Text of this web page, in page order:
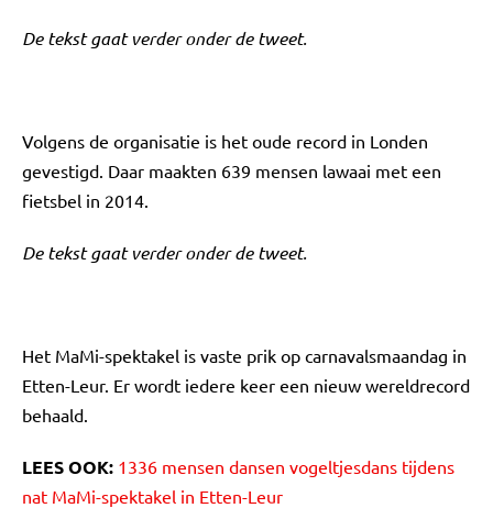
De tekst gaat verder onder de tweet.
Volgens de organisatie is het oude record in Londen
gevestigd. Daar maakten 639 mensen lawaai met een
fietsbel in 2014.
De tekst gaat verder onder de tweet.
Het MaMi-spektakel is vaste prik op carnavalsmaandag in
Etten-Leur. Er wordt iedere keer een nieuw wereldrecord
behaald.
LEES OOK: 1336 mensen dansen vogeltjesdans tijdens
nat MaMi-spektakel in Etten-Leur